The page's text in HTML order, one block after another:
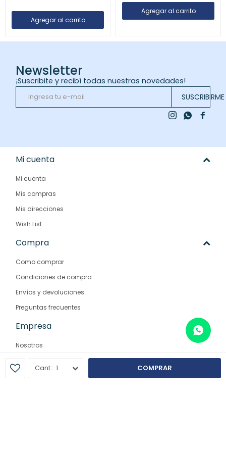
1 COMPRAR
Newsletter
¡Suscribite y recibí todas nuestras novedades!
SUSCRIBIRME

 
Mi cuenta
Mi cuenta
Mis compras
Mis direcciones
Wish List
Compra
Como comprar
Condiciones de compra
Envíos y devoluciones
Preguntas frecuentes
Empresa
Nosotros